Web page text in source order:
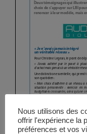
Nous utilisons des
offrir l'expérience la
préférences et vos